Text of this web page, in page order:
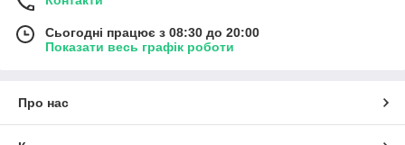
Сьогодні працює з 08:30 до 20:00
Показати весь графік роботи
Про нас